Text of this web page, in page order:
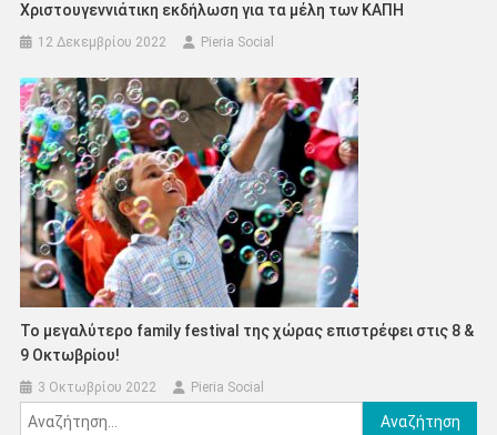
Χριστουγεννιάτικη εκδήλωση για τα μέλη των ΚΑΠΗ
12 Δεκεμβρίου 2022 Pieria Social
To μεγαλύτερο family festival της χώρας επιστρέφει στις 8 &
9 Οκτωβρίου!
3 Οκτωβρίου 2022 Pieria Social
Αναζήτηση